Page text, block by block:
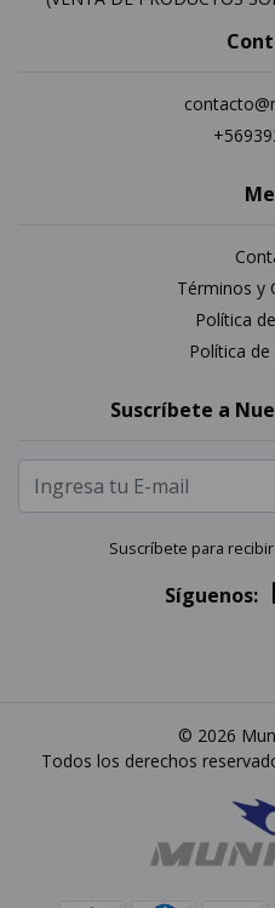
Términos y
Política
Política de
Suscríbete a
Suscríbete para
Síguenos:
© 2026
Todos los derechos